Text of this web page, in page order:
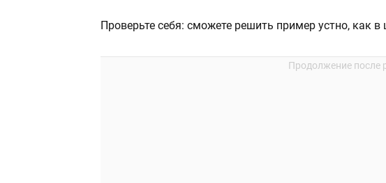
Проверьте себя: сможете решить пример устно, как